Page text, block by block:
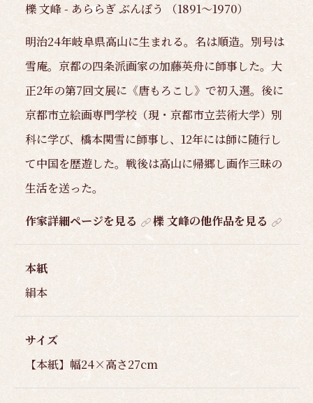
櫟 文峰 - あららぎ ぶんぽう （1891～1970）
明治24年岐阜県高山に生まれる。名は順造。別号は
雪庵。京都の四条派画家の加藤英舟に師事した。大
正2年の第7回文展に《唐もろこし》で初入選。後に
京都市立絵画専門学校（現・京都市立芸術大学）別
科に学び、橋本関雪に師事し、12年には師に随行し
て中国を歴遊した。戦後は高山に帰郷し画作三昧の
生活を送った。
作家詳細ページを見る 櫟 文峰の他作品を見る
本紙
絹本
サイズ
【本紙】幅24×高さ27cm